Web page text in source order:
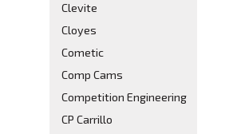
Clevite
Cloyes
Cometic
Comp Cams
Competition Engineering
CP Carrillo